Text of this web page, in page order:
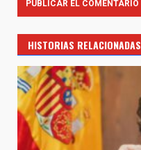
HISTORIAS RELACIONADAS